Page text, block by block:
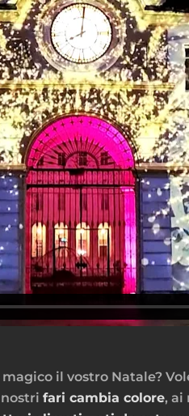
il vostro Natale?
nostri fari cambia colore, ai